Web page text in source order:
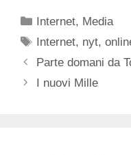
Categorie
Internet, Media
Tag
Internet, nyt,
Parte domani da
I nuovi Mille